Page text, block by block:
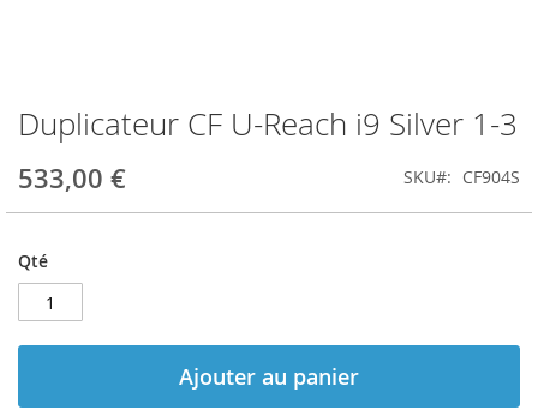
Duplicateur CF U-Reach i9 Silver 1-3
533,00 € SKU CF904S
Qté
Ajouter au panier
Skip
to
the
beginning
of
images
gallery